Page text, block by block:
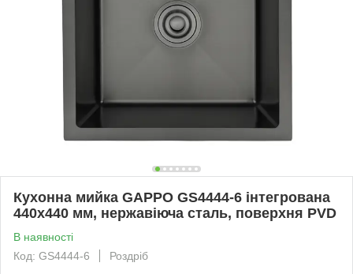
Кухонна мийка GAPPO GS4444-6 інтегрована
440x440 мм, нержавіюча сталь, поверхня PVD
В наявності
Код: GS4444-6
Роздріб